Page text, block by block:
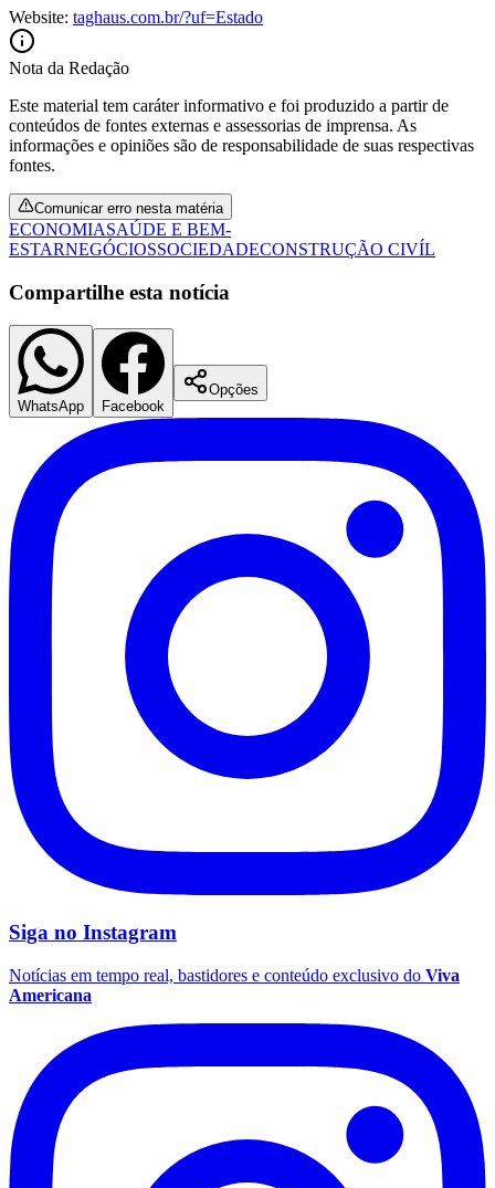
Flamengo
Website: taghaus.com.br/?uf=Estado
Nota da Redação
Este material tem caráter informativo e foi produzido a partir de
conteúdos de fontes externas e assessorias de imprensa. As
informações e opiniões são de responsabilidade de suas respectivas
fontes.
Comunicar erro nesta matéria
ECONOMIASAÚDE E BEM-
ESTARNEGÓCIOSSOCIEDADECONSTRUÇÃO CIVÍL
Compartilhe esta notícia
WhatsApp Facebook
Opções
Siga no Instagram
Notícias em tempo real, bastidores e conteúdo exclusivo do Viva
Americana